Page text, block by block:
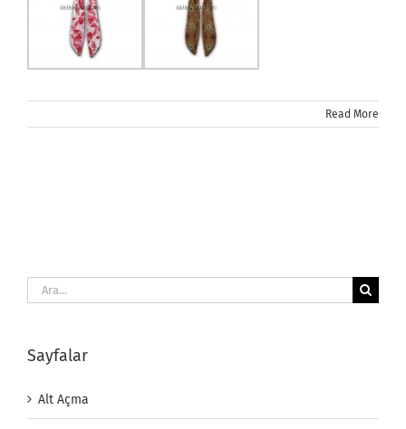
Read More
Ara:
Sayfalar
Alt Açma